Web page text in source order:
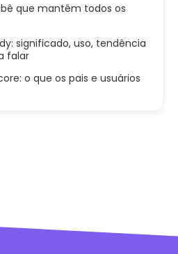
que mantêm todos os
significado, uso, tendência
falar
o que os pais e usuários